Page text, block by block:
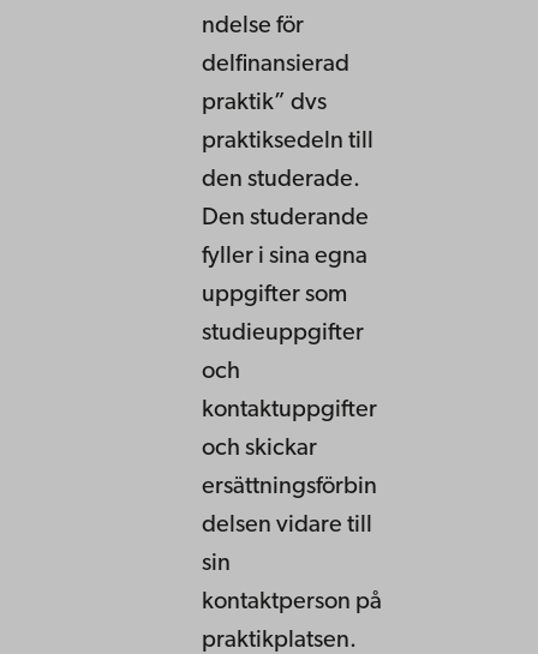
ndelse för
delfinansierad
praktik” dvs
praktiksedeln till
den studerade.
Den studerande
fyller i sina egna
uppgifter som
studieuppgifter
och
kontaktuppgifter
och skickar
ersättningsförbin
delsen vidare till
sin
kontaktperson på
praktikplatsen.